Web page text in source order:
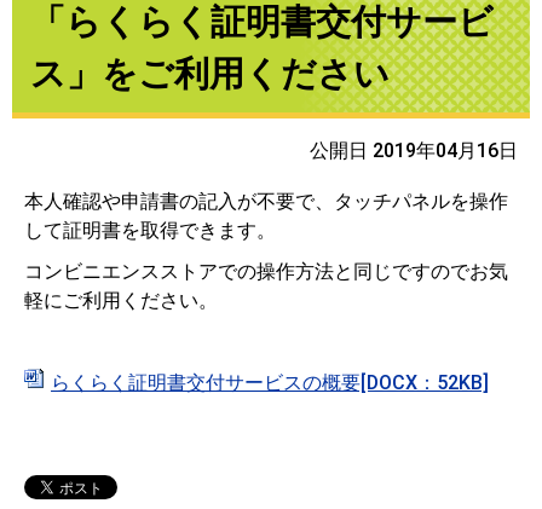
「らくらく証明書交付サービ
ス」をご利用ください
公開日 2019年04月16日
本人確認や申請書の記入が不要で、タッチパネルを操作
して証明書を取得できます。
コンビニエンスストアでの操作方法と同じですのでお気
軽にご利用ください。
らくらく証明書交付サービスの概要[DOCX：52KB]